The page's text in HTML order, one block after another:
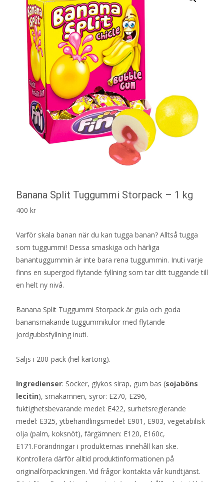
Banana Split Tuggummi Storpack – 1 kg
400 kr
Varför skala banan när du kan tugga banan? Alltså tugga
som tuggummi! Dessa smaskiga och härliga
banantuggummin är inte bara rena tuggummin. Inuti varje
finns en supergod flytande fyllning som tar ditt tuggande till
en helt ny nivå.
Banana Split Tuggummi Storpack är gula och goda
banansmakande tuggummikulor med flytande
jordgubbsfyllning inuti.
Säljs i 200-pack (hel kartong).
Ingredienser: Socker, glykos sirap, gum bas (sojaböns
lecitin), smakämnen, syror: E270, E296,
fuktighetsbevarande medel: E422, surhetsreglerande
medel: E325, ytbehandlingsmedel: E901, E903, vegetabilisk
olja (palm, koksnöt), färgämnen: E120, E160c,
E171.Förändringar i produkternas innehåll kan ske.
Kontrollera därför alltid produktinformationen på
originalförpackningen. Vid frågor kontakta vår kundtjänst.